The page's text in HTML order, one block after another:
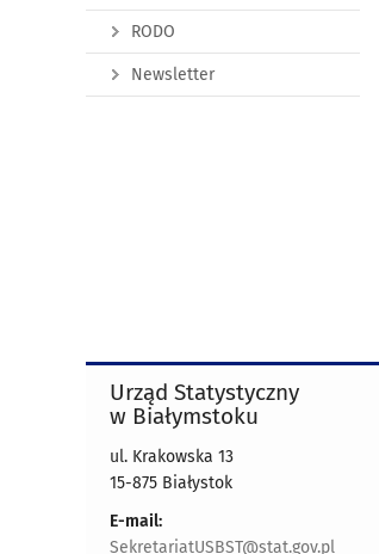
RODO
Newsletter
Urząd Statystyczny
w Białymstoku
ul. Krakowska 13
15-875 Białystok
E-mail:
SekretariatUSBST@stat.gov.pl